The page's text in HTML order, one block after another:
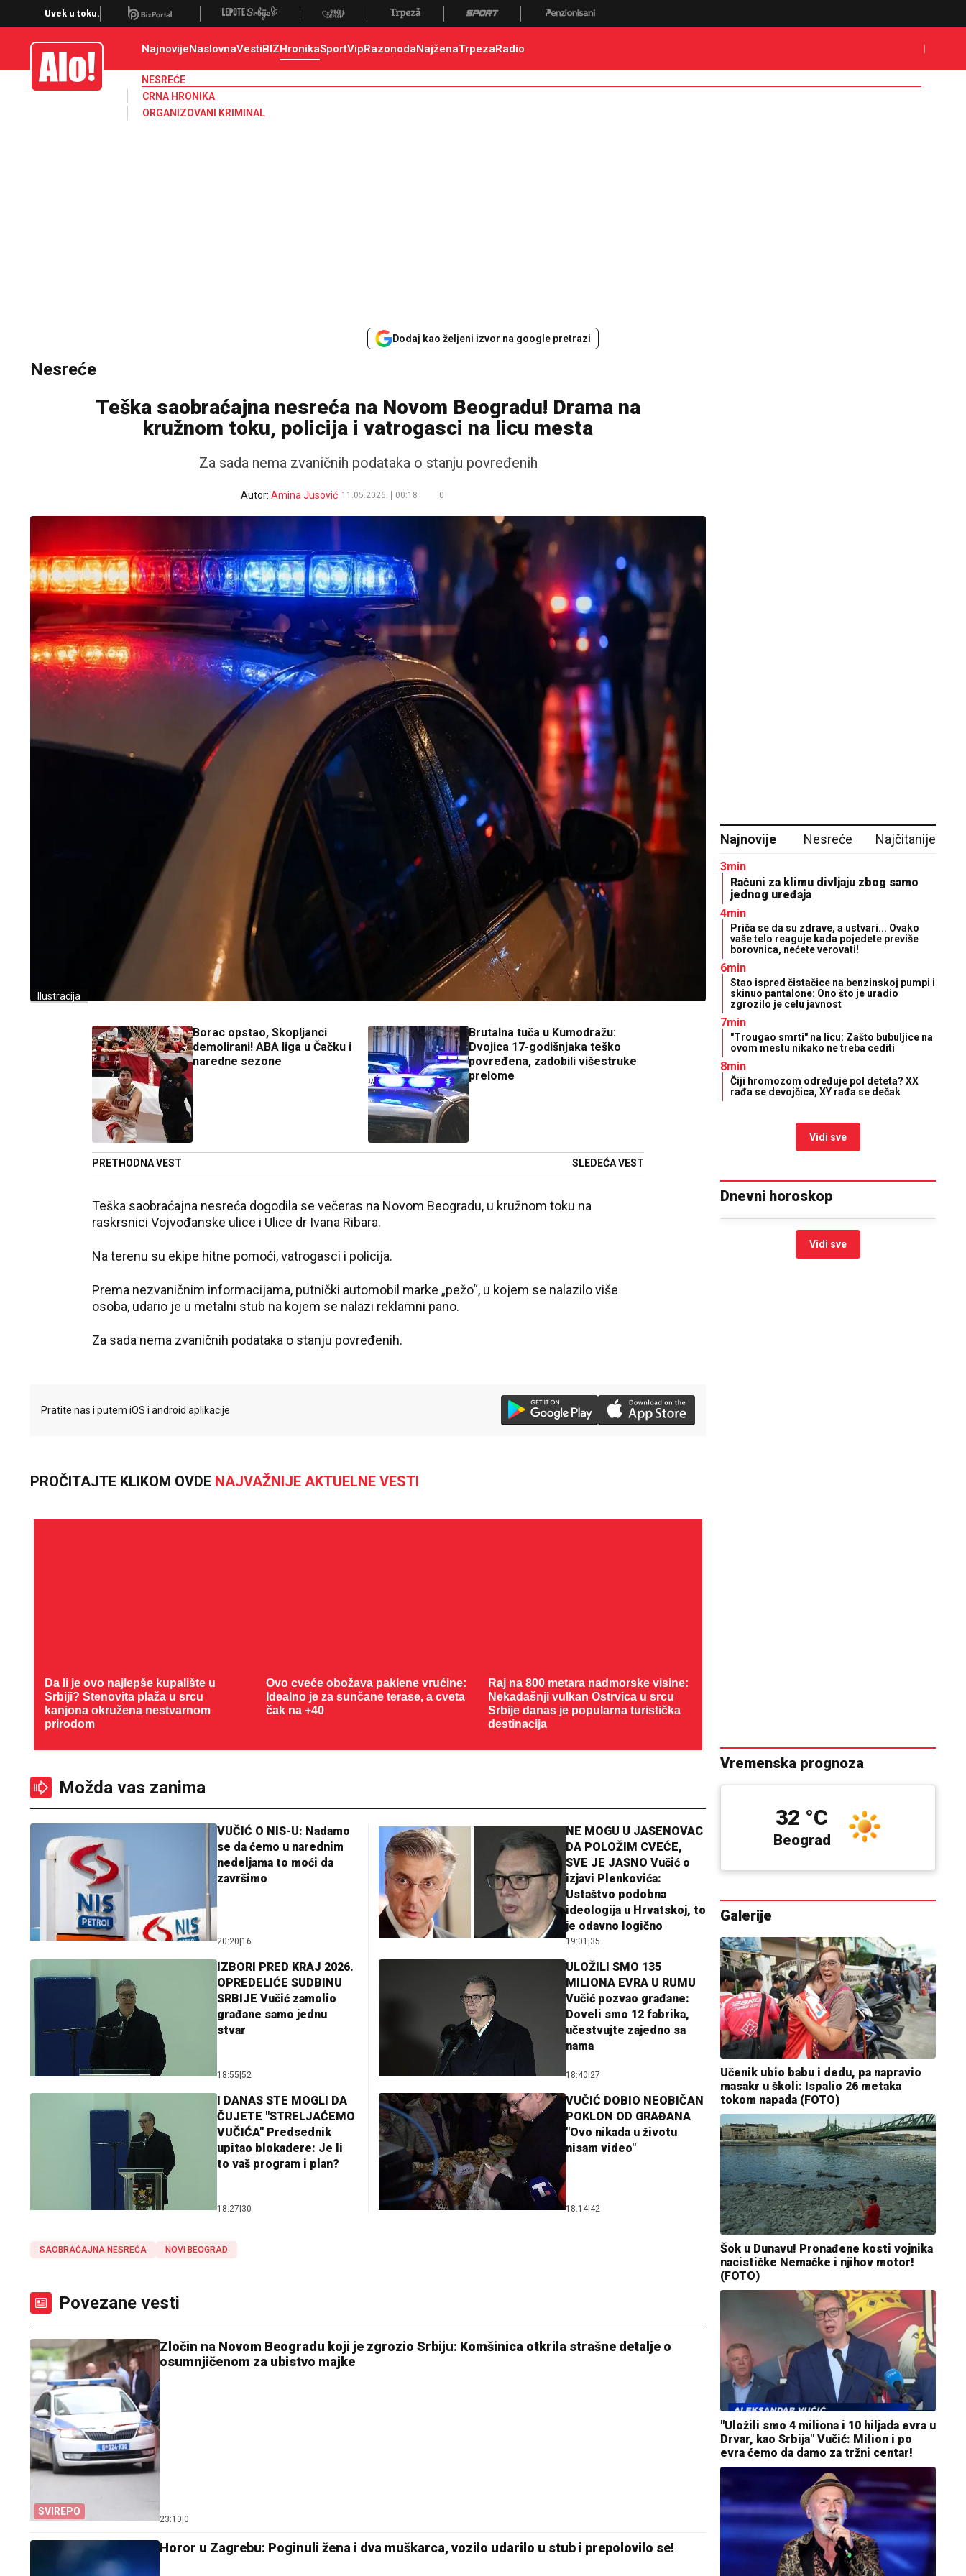
Nesreća, tragedija, saobraćajna nesreća, nesreća na radu, poginuo, povređen, nastradao
Uvek u toku.
Alo NajnovijeNaslovnaVestiBIZHronikaSportVipRazonodaNajženaTrpezaRadio
NESREĆE
CRNA HRONIKA
ORGANIZOVANI KRIMINAL
Dodaj kao željeni izvor na google pretrazi
Nesreće
Teška saobraćajna nesreća na Novom Beogradu! Drama na
kružnom toku, policija i vatrogasci na licu mesta
Za sada nema zvaničnih podataka o stanju povređenih
Autor: Amina Jusović 11.05.2026. 00:18 0
Ilustracija
Borac opstao, Skopljanci
demolirani! ABA liga u Čačku i
naredne sezone
PRETHODNA VEST
Brutalna tuča u Kumodražu:
Dvojica 17-godišnjaka teško
povređena, zadobili višestruke
prelome
SLEDEĆA VEST
Teška saobraćajna nesreća dogodila se večeras na Novom Beogradu, u kružnom toku na
raskrsnici Vojvođanske ulice i Ulice dr Ivana Ribara.
Na terenu su ekipe hitne pomoći, vatrogasci i policija.
Prema nezvaničnim informacijama, putnički automobil marke „pežo“, u kojem se nalazilo više
osoba, udario je u metalni stub na kojem se nalazi reklamni pano.
Za sada nema zvaničnih podataka o stanju povređenih.
Pratite nas i putem iOS i android aplikacije
PROČITAJTE KLIKOM OVDE NAJVAŽNIJE AKTUELNE VESTI
Da li je ovo najlepše kupalište u
Srbiji? Stenovita plaža u srcu kanjona
okružena nestvarnom prirodom
Ovo cveće obožava paklene vrućine:
Idealno je za sunčane terase, a cveta
čak na +40
Raj na 800 metara nadmorske visine:
Nekadašnji vulkan Ostrvica u srcu
Srbije danas je popularna turistička
destinacija
Možda vas zanima
VUČIĆ O NIS-U: Nadamo
se da ćemo u narednim
nedeljama to moći da
završimo
20:20 16
NE MOGU U JASENOVAC
DA POLOŽIM CVEĆE,
SVE JE JASNO Vučić o
izjavi Plenkovića:
Ustaštvo podobna
ideologija u Hrvatskoj, to
je odavno logično
19:01 35
IZBORI PRED KRAJ 2026.
OPREDELIĆE SUDBINU
SRBIJE Vučić zamolio
građane samo jednu
stvar
18:55 52
ULOŽILI SMO 135
MILIONA EVRA U RUMU
Vučić pozvao građane:
Doveli smo 12 fabrika,
učestvujte zajedno sa
nama
18:40 27
I DANAS STE MOGLI DA
ČUJETE "STRELJAĆEMO
VUČIĆA" Predsednik
upitao blokadere: Je li
to vaš program i plan?
18:27 30
VUČIĆ DOBIO NEOBIČAN
POKLON OD GRAĐANA
"Ovo nikada u životu
nisam video"
18:14 42
SAOBRAĆAJNA NESREĆA NOVI BEOGRAD
Povezane vesti
SVIREPO
Zločin na Novom Beogradu koji je zgrozio Srbiju: Komšinica otkrila strašne detalje o
osumnjičenom za ubistvo majke
23:10 0
Horor u Zagrebu: Poginuli žena i dva muškarca, vozilo udarilo u stub i prepolovilo se!
Najnovije Nesreće Najčitanije
3min
Računi za klimu divljaju zbog samo
jednog uređaja
4min
Priča se da su zdrave, a ustvari... Ovako
vaše telo reaguje kada pojedete previše
borovnica, nećete verovati!
6min
Stao ispred čistačice na benzinskoj pumpi i
skinuo pantalone: Ono što je uradio
zgrozilo je celu javnost
7min
"Trougao smrti" na licu: Zašto bubuljice na
ovom mestu nikako ne treba cediti
8min
Čiji hromozom određuje pol deteta? XX
rađa se devojčica, XY rađa se dečak
Vidi sve
Dnevni horoskop
Vidi sve
Vremenska prognoza
Loznica
32 °C
Beograd
32 °C
Galerije
Učenik ubio babu i dedu, pa napravio
masakr u školi: Ispalio 26 metaka
tokom napada (FOTO)
Šok u Dunavu! Pronađene kosti vojnika
nacističke Nemačke i njihov motor!
(FOTO)
"Uložili smo 4 miliona i 10 hiljada evra u
Drvar, kao Srbija" Vučić: Milion i po
evra ćemo da damo za tržni centar!